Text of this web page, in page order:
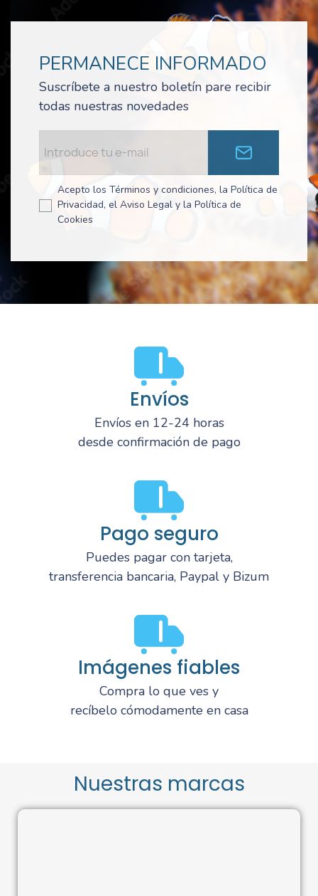
PERMANECE INFORMADO
Suscríbete a nuestro boletín pare recibir
todas nuestras novedades
Acepto los Términos y condiciones, la Política de
Privacidad, el Aviso Legal y la Política de
Cookies
Envíos
Envíos en 12-24 horas
desde confirmación de pago
Pago seguro
Puedes pagar con tarjeta,
transferencia bancaria, Paypal y Bizum
Imágenes fiables
Compra lo que ves y
recíbelo cómodamente en casa
Nuestras marcas